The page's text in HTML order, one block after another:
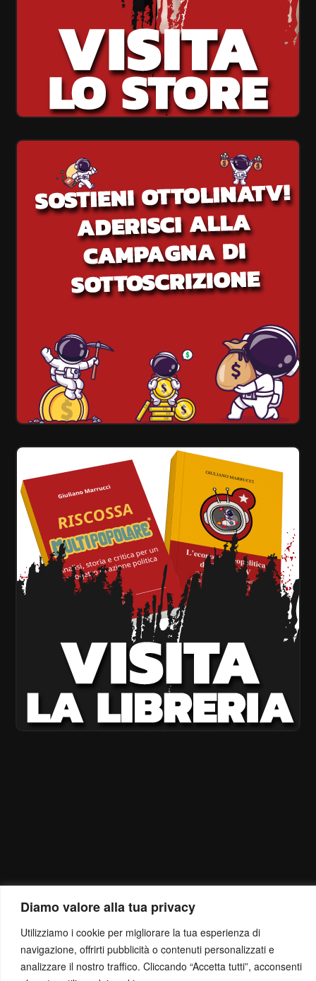
Diamo valore alla tua privacy
Utilizziamo i cookie per migliorare la tua esperienza di
navigazione, offrirti pubblicità o contenuti personalizzati e
analizzare il nostro traffico. Cliccando “Accetta tutti”, acconsenti